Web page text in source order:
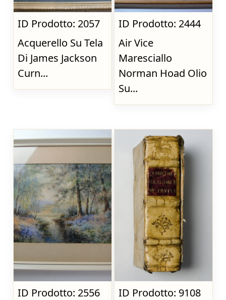
ID Prodotto: 2057
Acquerello Su Tela
Di James Jackson
Curn...
ID Prodotto: 2444
Air Vice
Maresciallo
Norman Hoad Olio
Su...
ID Prodotto: 2556
ID Prodotto: 9108